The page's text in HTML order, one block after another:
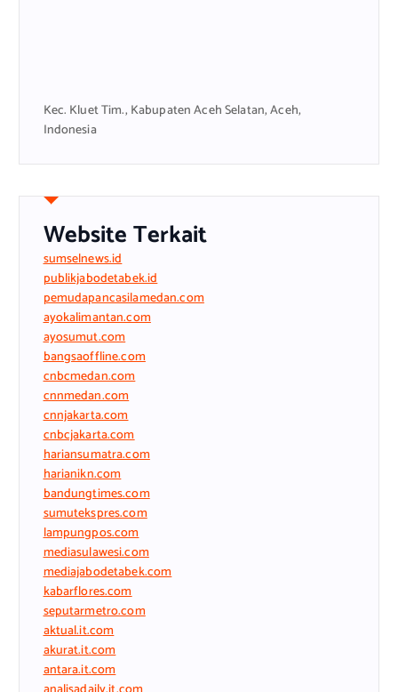
Kec. Kluet Tim., Kabupaten Aceh Selatan, Aceh,
Indonesia
Website Terkait
sumselnews.id
publikjabodetabek.id
pemudapancasilamedan.com
ayokalimantan.com
ayosumut.com
bangsaoffline.com
cnbcmedan.com
cnnmedan.com
cnnjakarta.com
cnbcjakarta.com
hariansumatra.com
harianikn.com
bandungtimes.com
sumutekspres.com
lampungpos.com
mediasulawesi.com
mediajabodetabek.com
kabarflores.com
seputarmetro.com
aktual.it.com
akurat.it.com
antara.it.com